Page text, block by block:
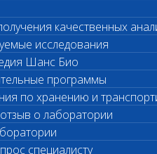
качественных
исследования
Шанс Био
программы
по хранению и
о лаборатории
специалисту